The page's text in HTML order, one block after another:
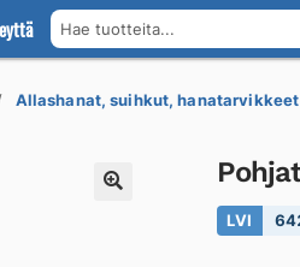
Hae tuotteita...
Allashanat, suihkut,
LVI